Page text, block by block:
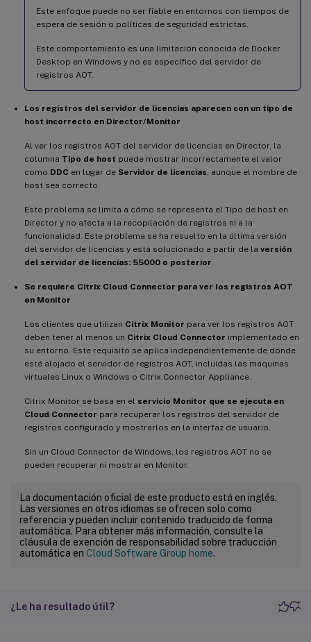
Este enfoque puede no ser fiable en entornos con tiempos de
espera de sesión o políticas de seguridad estrictas.
Este comportamiento es una limitación conocida de Docker
Desktop en Windows y no es específico del servidor de
registros AOT.
Los registros del servidor de licencias aparecen con un tipo de
host incorrecto en Director/Monitor
Al ver los registros AOT del servidor de licencias en Director, la
columna Tipo de host puede mostrar incorrectamente el valor
como DDC en lugar de Servidor de licencias , aunque el nombre de
host sea correcto.
Este problema se limita a cómo se representa el Tipo de host en
Director y no afecta a la recopilación de registros ni a la
funcionalidad. Este problema se ha resuelto en la última versión
del servidor de licencias y está solucionado a partir de la versión
del servidor de licencias: 55000 o posterior
Se requiere Citrix Cloud Connector para ver los registros AOT
en Monitor
Los clientes que utilizan Citrix Monitor para ver los registros AOT
deben tener al menos un Citrix Cloud Connector implementado en
su entorno. Este requisito se aplica independientemente de dónde
esté alojado el servidor de registros AOT, incluidas las máquinas
virtuales Linux o Windows o Citrix Connector Appliance.
Citrix Monitor se basa en el servicio Monitor que se ejecuta en
Cloud Connector para recuperar los registros del servidor de
registros configurado y mostrarlos en la interfaz de usuario.
Sin un Cloud Connector de Windows, los registros AOT no se
pueden recuperar ni mostrar en Monitor.
La documentación oficial de este producto está en inglés.
Las versiones en otros idiomas se ofrecen solo como
referencia y pueden incluir contenido traducido de forma
automática. Para obtener más información, consulte la
cláusula de exención de responsabilidad sobre traducción
automática en Cloud Software Group home.
¿Le ha resultado útil?